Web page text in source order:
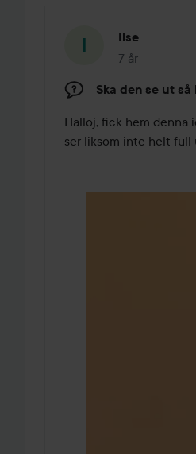
Ilse
7 år
Inlägget
Ska den se ut så
Halloj, fick hem denna
ser liksom inte helt full